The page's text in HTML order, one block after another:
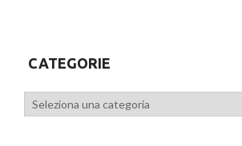
CATEGORIE
Categorie